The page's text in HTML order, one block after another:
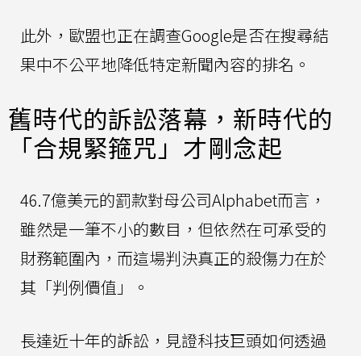
此外，歐盟也正在調查Google是否在搜尋結
果中不公平地降低特定新聞內容的排名。
舊時代的訴訟落幕，新時代的
「合規緊箍咒」才剛念起
46.7億美元的罰款對母公司Alphabet而言，
雖然是一筆不小的數目，但依然在可承受的
財務範圍內，而這場判決真正的殺傷力在於
其「判例價值」。
長達近十年的訴訟，見證科技巨頭如何透過